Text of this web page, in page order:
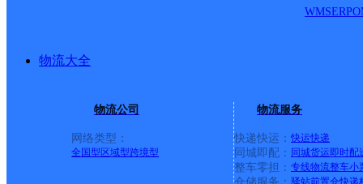
WMSERP
物流大全
物流公司
网络类型：
全国型 区域型跨境型
物流服务
快递快运： 快运快递
同城即配： 同城货运即时配
整车零担： 专线物流整车小
驿站前置仓快递
地址：福建省厦门市湖里区马垄路343号
UH厦门集美东林
更多号码地址：厦门市集美区侨英街道兑山里109号
厦门后溪软件点部